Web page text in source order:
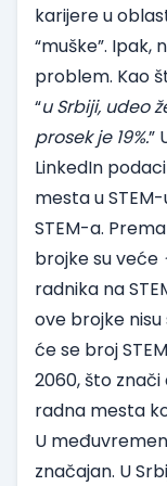
karijere u
“muške”.
problem. Kao
“uSrbiji, udeo
prosek je 19%.”
LinkedIn
mesta u
STEM-a. Prema
brojke su veće
radnika na
ove brojke
će se broj
2060, što
radna mesta
U
značajan. U